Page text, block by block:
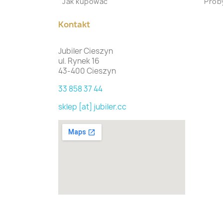
Kontakt
Jubiler Cieszyn
ul. Rynek 16
43-400 Cieszyn
33 858 37 44
sklep [at] jubiler.cc